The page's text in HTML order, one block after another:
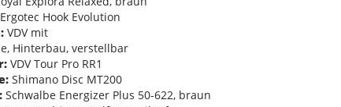
Ergotec Hook Evolution
VDV mit
Hinterbau, verstellbar
VDV Tour Pro RR1
Shimano Disc MT200
Schwalbe Energizer Plus 50-622, braun